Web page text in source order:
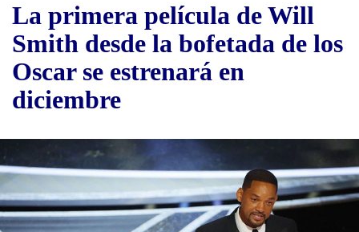
La primera película de Will
Smith desde la bofetada de los
Oscar se estrenará en
diciembre